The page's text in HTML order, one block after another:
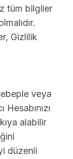
tüm bilgiler
Gizlilik
veya
Hesabınızı
alabilir
düzenli